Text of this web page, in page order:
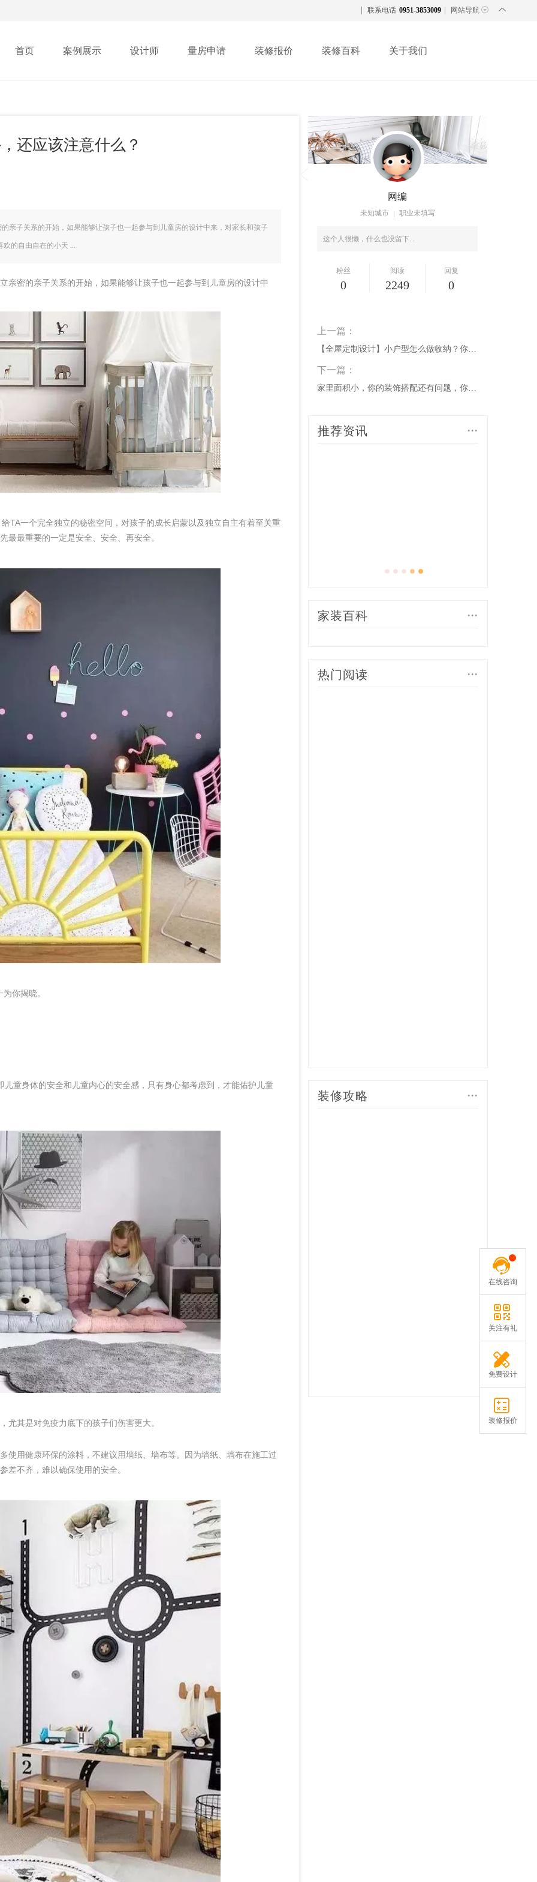
联系电话 0951-3853009 网站导航
首页 案例展示 设计师 量房申请 装修报价 装修百科 关于我们
在线咨询
关注有礼
免费设计
装修报价
还应该注意什么？
亲子关系的开始，如果能够让孩子也一起参与到儿童房的设计中来，对家长和孩子
的自由自在的小天 ...
亲密的亲子关系的开始，如果能够让孩子也一起参与到儿童房的设计中
TA一个完全独立的秘密空间，对孩子的成长启蒙以及独立自主有着至关重
最最重要的一定是安全、安全、再安全。
你揭晓。
童身体的安全和儿童内心的安全感，只有身心都考虑到，才能佑护儿童
尤其是对免疫力底下的孩子们伤害更大。
使用健康环保的涂料，不建议用墙纸、墙布等。因为墙纸、墙布在施工过
差不齐，难以确保使用的安全。
网编
未知城市 职业未填写
这个人很懒，什么也没留下...
粉丝
0
阅读
2249
回复
0
上一篇：
【全屋定制设计】小户型怎么做收纳？你可以考虑下万能的地台床！ ... ...
下一篇：
家里面积小，你的装饰搭配还有问题，你家是这样的吗？ ...
推荐资讯 ...
家装百科 ...
热门阅读 ...
装修攻略 ...